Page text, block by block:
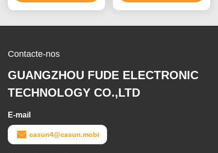
automação
Contacte-nos
GUANGZHOU FUDE ELECTRONIC
TECHNOLOGY CO.,LTD
E-mail
casun4@casun.mobi